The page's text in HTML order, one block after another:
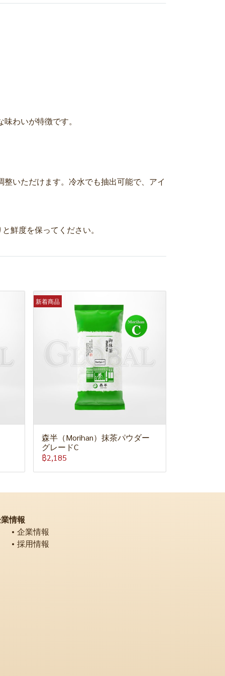
わいが特徴です。
いただけます。冷水でも抽出可能で、アイ
鮮度を保ってください。
新着商品
森半（Morihan）抹茶パウダー
グレードC
฿2,185
情報
企業情報
採用情報